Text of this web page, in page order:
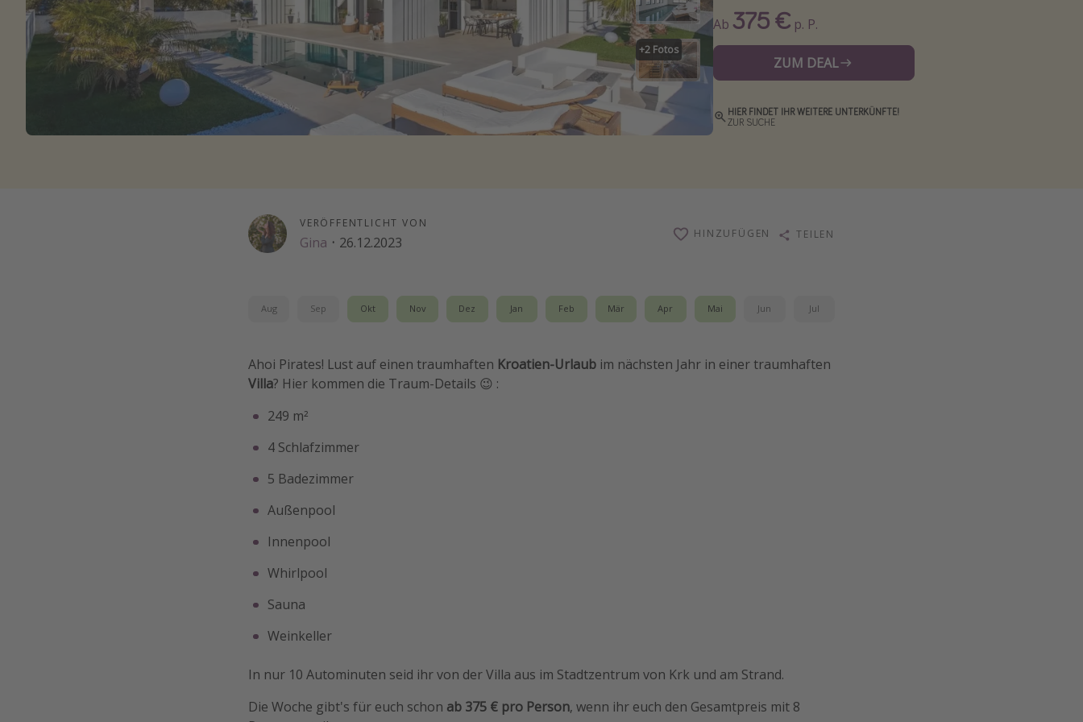
+2 Fotos
Ab375 € p. P.
ZUM DEAL
HIER FINDET IHR WEITERE UNTERKÜNFTE!
ZUR SUCHE
VERÖFFENTLICHT VON
Gina · 26.12.2023
HINZUFÜGEN TEILEN
Aug Sep Okt Nov Dez Jan Feb Mär Apr Mai Jun Jul
Ahoi Pirates! Lust auf einen traumhaften Kroatien-Urlaub im nächsten Jahr in einer traumhaften
Villa? Hier kommen die Traum-Details 😉 :
249 m²
4 Schlafzimmer
5 Badezimmer
Außenpool
Innenpool
Whirlpool
Sauna
Weinkeller
In nur 10 Autominuten seid ihr von der Villa aus im Stadtzentrum von Krk und am Strand.
Die Woche gibt's für euch schon ab 375 € pro Person, wenn ihr euch den Gesamtpreis mit 8